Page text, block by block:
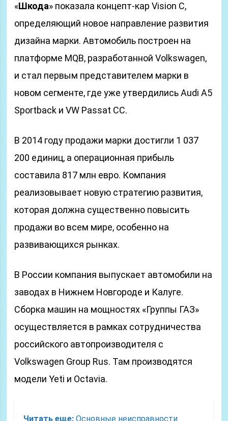
«Шкода» показала концепт-кар Vision C,
определяющий новое направление развития
дизайна марки. Автомобиль построен на
платформе MQB, разработанной Volkswagen,
и стал первым представителем марки в
новом сегменте, где уже утвердились Audi A5
Sportback и VW Passat CC.
В 2014 году продажи марки достигли 1 037
200 единиц, а операционная прибыль
составила 817 млн евро. Компания
реализовывает новую стратегию развития,
которая должна существенно повысить
продажи во всем мире, особенно на
развивающихся рынках.
В России компания выпускает автомобили на
заводах в Нижнем Новгороде и Калуге.
Сборка машин на мощностях «Группы ГАЗ»
осуществляется в рамках сотрудничества
российского автопроизводителя с
Volkswagen Group Rus. Там производятся
модели Yeti и Octavia.
Читать еще: Основные неисправности